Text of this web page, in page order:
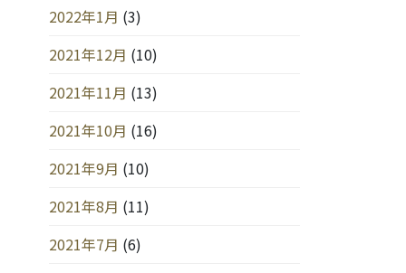
2022年1月 (3)
2021年12月 (10)
2021年11月 (13)
2021年10月 (16)
2021年9月 (10)
2021年8月 (11)
2021年7月 (6)